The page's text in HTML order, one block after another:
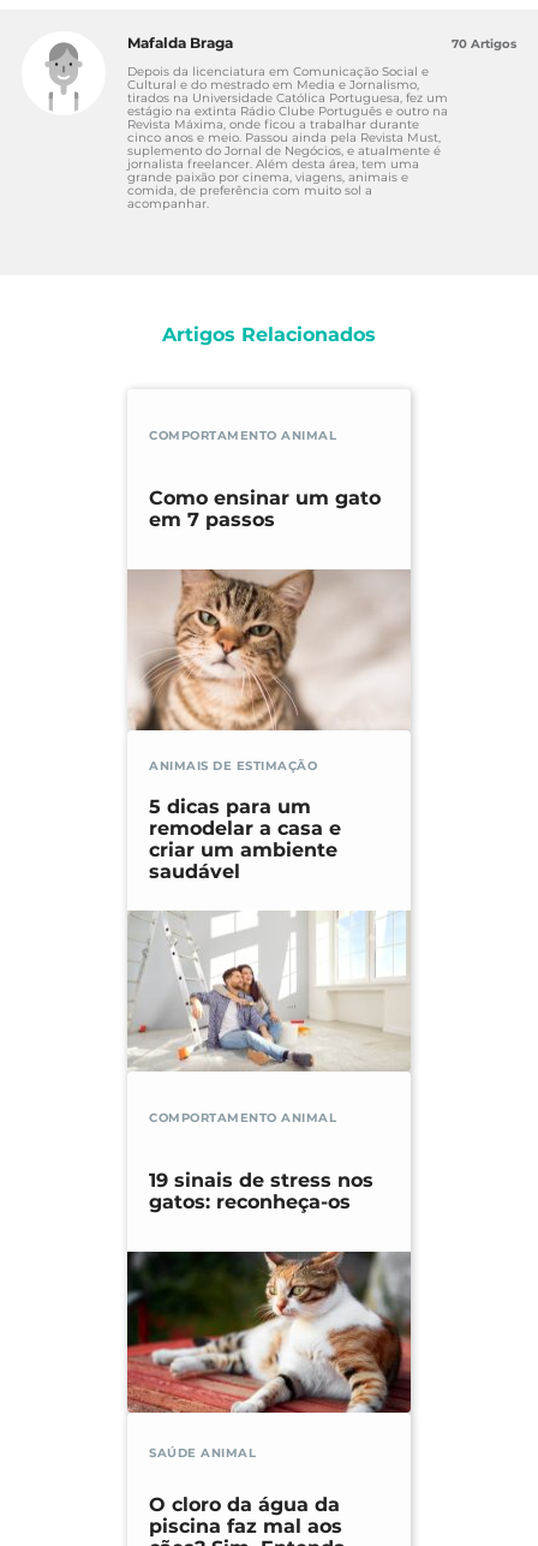
Mafalda Braga
Depois da licenciatura em Comunicação Social e
Cultural e do mestrado em Media e Jornalismo,
tirados na Universidade Católica Portuguesa, fez um
estágio na extinta Rádio Clube Português e outro na
Revista Máxima, onde ficou a trabalhar durante
cinco anos e meio. Passou ainda pela Revista Must,
suplemento do Jornal de Negócios, e atualmente é
jornalista freelancer. Além desta área, tem uma
grande paixão por cinema, viagens, animais e
comida, de preferência com muito sol a
acompanhar.
70 Artigos
Artigos Relacionados
COMPORTAMENTO ANIMAL
Como ensinar um gato
em 7 passos
ANIMAIS DE ESTIMAÇÃO
5 dicas para um
remodelar a casa e
criar um ambiente
saudável
COMPORTAMENTO ANIMAL
19 sinais de stress nos
gatos: reconheça-os
SAÚDE ANIMAL
O cloro da água da
piscina faz mal aos